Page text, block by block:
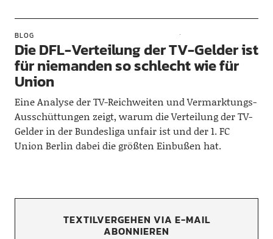
BLOG
Die DFL-Verteilung der TV-Gelder ist
für niemanden so schlecht wie für
Union
Eine Analyse der TV-Reichweiten und Vermarktungs-
Ausschüttungen zeigt, warum die Verteilung der TV-
Gelder in der Bundesliga unfair ist und der 1. FC
Union Berlin dabei die größten Einbußen hat.
TEXTILVERGEHEN VIA E-MAIL
ABONNIEREN